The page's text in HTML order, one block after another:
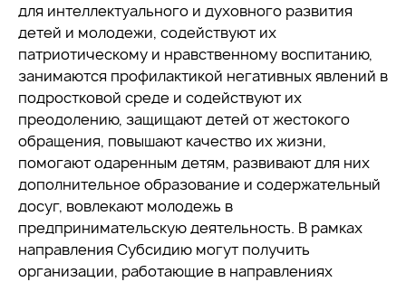
для интеллектуального и духовного развития
детей и молодежи, содействуют их
патриотическому и нравственному воспитанию,
занимаются профилактикой негативных явлений в
подростковой среде и содействуют их
преодолению, защищают детей от жестокого
обращения, повышают качество их жизни,
помогают одаренным детям, развивают для них
дополнительное образование и содержательный
досуг, вовлекают молодежь в
предпринимательскую деятельность. В рамках
направления Субсидию могут получить
организации, работающие в направлениях